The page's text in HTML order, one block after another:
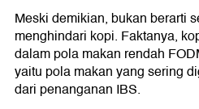
Meski demikian, bukan berarti
menghindari kopi. Faktanya,
dalam pola makan rendah
yaitu pola makan yang sering
dari penanganan IBS.